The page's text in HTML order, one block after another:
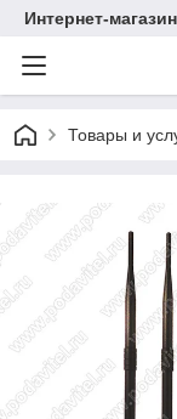
Интернет-
Товары и